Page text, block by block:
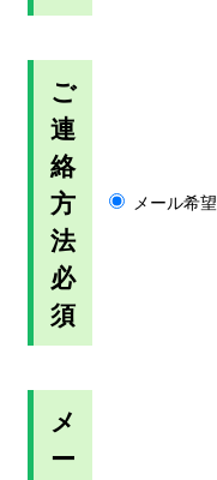
ご
連
絡
方
法
必
須
メール希望
メ
ー